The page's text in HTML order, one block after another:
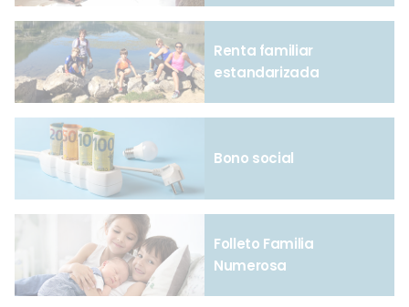
Renta familiar
estandarizada
Bono social
Folleto Familia
Numerosa